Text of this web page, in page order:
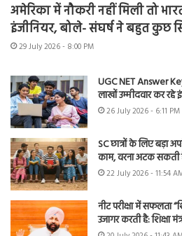
अमेरिका में नौकरी नहीं मिली तो
इंजीनियर, बोले- संघर्ष ने बहुत कुछ
29 July 2026 - 8:00 PM
UGC NET Answer
लाखों उम्मीदवार कर रहे
26 July 2026 - 6:11 PM
SC छात्रों के लिए बड़ा
काम, वरना अटक सकती
22 July 2026 - 11:54
नीट परीक्षा में सफलता
उजागर करती है: शिक्षा